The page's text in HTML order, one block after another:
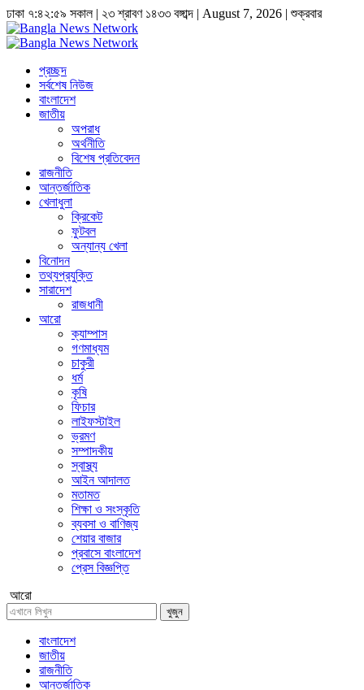
ঢাকা ৭:৪২:৫৯ সকাল| ২৩ শ্রাবণ ১৪৩৩ বঙ্গাব্দ | August 7, 2026 |শুক্রবার
প্রচ্ছদ
সর্বশেষ নিউজ
বাংলাদেশ
জাতীয়
অপরাধ
অর্থনীতি
বিশেষ প্রতিবেদন
রাজনীতি
আন্তর্জাতিক
খেলাধুলা
ক্রিকেট
ফুটবল
অন্যান্য খেলা
বিনোদন
তথ্যপ্রযুক্তি
সারাদেশ
রাজধানী
আরো
ক্যাম্পাস
গণমাধ্যম
চাকুরী
ধর্ম
কৃষি
ফিচার
লাইফস্টাইল
ভ্রমণ
সম্পাদকীয়
স্বাস্থ্য
আইন আদালত
মতামত
শিক্ষা ও সংস্কৃতি
ব্যবসা ও বাণিজ্য
শেয়ার বাজার
প্রবাসে বাংলাদেশ
প্রেস বিজ্ঞপ্তি
আরো
খুজুন
বাংলাদেশ
জাতীয়
রাজনীতি
আন্তর্জাতিক